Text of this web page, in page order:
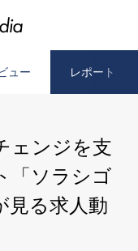
ュー レポート
ェンジを支
「ソラシゴ
る求人動